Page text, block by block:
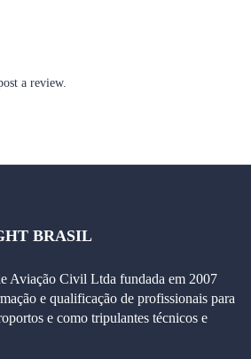
a review.
BRASIL
Aviação Civil Ltda fundada em 2007
e qualificação de profissionais para
e como tripulantes técnicos e